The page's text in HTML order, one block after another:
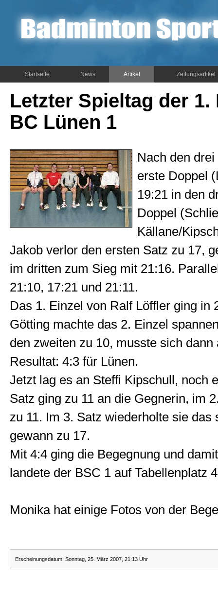
Startseite News Artikel Zeitungsartikel
Letzter Spieltag der
BC Lünen 1
Nach den
erste Doppel
19:21 in den
Doppel
Källane/
Jakob verlor den ersten Satz zu 17,
im dritten zum Sieg mit 21:16.
21:10, 17:21 und 21:11.
Das 1. Einzel von Ralf Löffler ging in
Götting machte das 2. Einzel
den zweiten zu 10, musste sich
Resultat: 4:3 für Lünen.
Jetzt lag es an Steffi Kipschull, noch
Satz ging zu 11 an die Gegnerin, im
zu 11. Im 3. Satz wiederholte sie
gewann zu 17.
Mit 4:4 ging die Begegnung und
landete der BSC 1 auf Tabellenplatz
Monika hat einige Fotos von der
Erscheinungsdatum: Sonntag, 25. März 2007, 21:13 Uhr